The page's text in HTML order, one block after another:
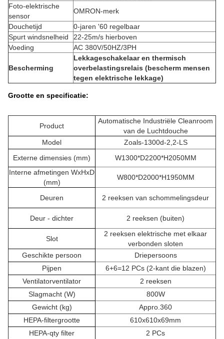
Foto-elektrische
sensor
OMRON-merk
Douchetijd
0-jaren '60 regelbaar
Spurt windsnelheid
22-25m/s hierboven
Voeding
AC 380V/50HZ/3PH
Bescherming
Lekkageschakelaar en thermisch
overbelastingsrelais (bescherm mensen
tegen elektrische lekkage)
Grootte en specificatie:
Product
Automatische Industriële Cleanroom
van de Luchtdouche
Model
Zoals-1300d-2,2-LS
Externe dimensies (mm)
W1300*D2200*H2050MM
Interne afmetingen WxHxD
(mm)
W800*D2000*H1950MM
Deuren 2 reeksen van schommelingsdeur
Deur - dichter 2 reeksen (buiten)
Slot
2 reeksen elektrische met elkaar
verbonden sloten
Geschikte persoon
Driepersoons
Pijpen
6+6=12 PCs (2-kant die blazen)
Ventilatorventilator
2 reeksen
Slagmacht (W)
800W
Gewicht (kg)
Appro.360
HEPA-filtergrootte
610x610x69mm
HEPA-qty filter
2 PCs